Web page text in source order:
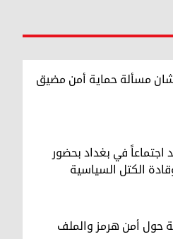
مسألة حماية أمن مضيق
اجتماعاً في بغداد بحضور
الكتل السياسية
حول أمن هرمز والملف